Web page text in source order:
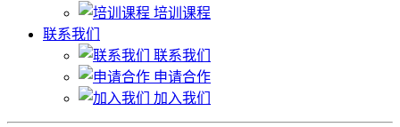
培训课程
联系我们
联系我们
申请合作
加入我们